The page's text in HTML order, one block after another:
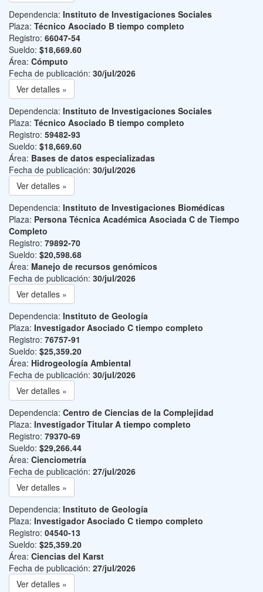
Dependencia: Instituto de Investigaciones Sociales
Plaza: Técnico Asociado B tiempo completo
Registro: 66047-54
Sueldo: $18,669.60
Área: Cómputo
Fecha de publicación: 30/jul/2026
Ver detalles »
Dependencia: Instituto de Investigaciones Sociales
Plaza: Técnico Asociado B tiempo completo
Registro: 59482-93
Sueldo: $18,669.60
Área: Bases de datos especializadas
Fecha de publicación: 30/jul/2026
Ver detalles »
Dependencia: Instituto de Investigaciones Biomédicas
Plaza: Persona Técnica Académica Asociada C de Tiempo
Completo
Registro: 79892-70
Sueldo: $20,598.68
Área: Manejo de recursos genómicos
Fecha de publicación: 30/jul/2026
Ver detalles »
Dependencia: Instituto de Geología
Plaza: Investigador Asociado C tiempo completo
Registro: 76757-91
Sueldo: $25,359.20
Área: Hidrogeología Ambiental
Fecha de publicación: 30/jul/2026
Ver detalles »
Dependencia: Centro de Ciencias de la Complejidad
Plaza: Investigador Titular A tiempo completo
Registro: 79370-69
Sueldo: $29,266.44
Área: Cienciometría
Fecha de publicación: 27/jul/2026
Ver detalles »
Dependencia: Instituto de Geología
Plaza: Investigador Asociado C tiempo completo
Registro: 04540-13
Sueldo: $25,359.20
Área: Ciencias del Karst
Fecha de publicación: 27/jul/2026
Ver detalles »